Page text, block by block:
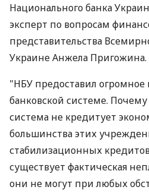
Национального банка
эксперт по вопросам
представительства
Украине Анжела Пригожина.
"НБУ предоставил огромное
банковской системе.
система не кредитует
большинства этих
стабилизационных
существует фактическая
они не могут при любых